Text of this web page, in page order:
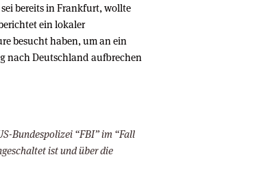
bereits in Frankfurt, wollte
ein lokaler
besucht haben, um an ein
nach Deutschland aufbrechen
Bundespolizei “FBI” im “Fall
ist und über die